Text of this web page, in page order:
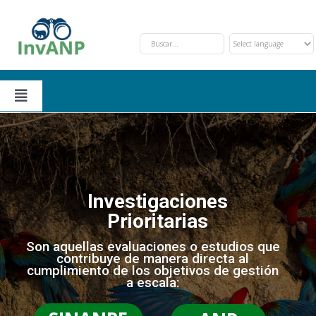
content
Toggle
Navigation
Secciones
Solicitud y Trámite
Oportunidades de Financiamiento
Investigaciones Prioritarias
Nosotros
Eventos
Contáctanos
Investigaciones
Prioritarias
Son aquellas evaluaciones o estudios que
contribuye de manera directa al
cumplimiento de los objetivos de gestión
a escala: